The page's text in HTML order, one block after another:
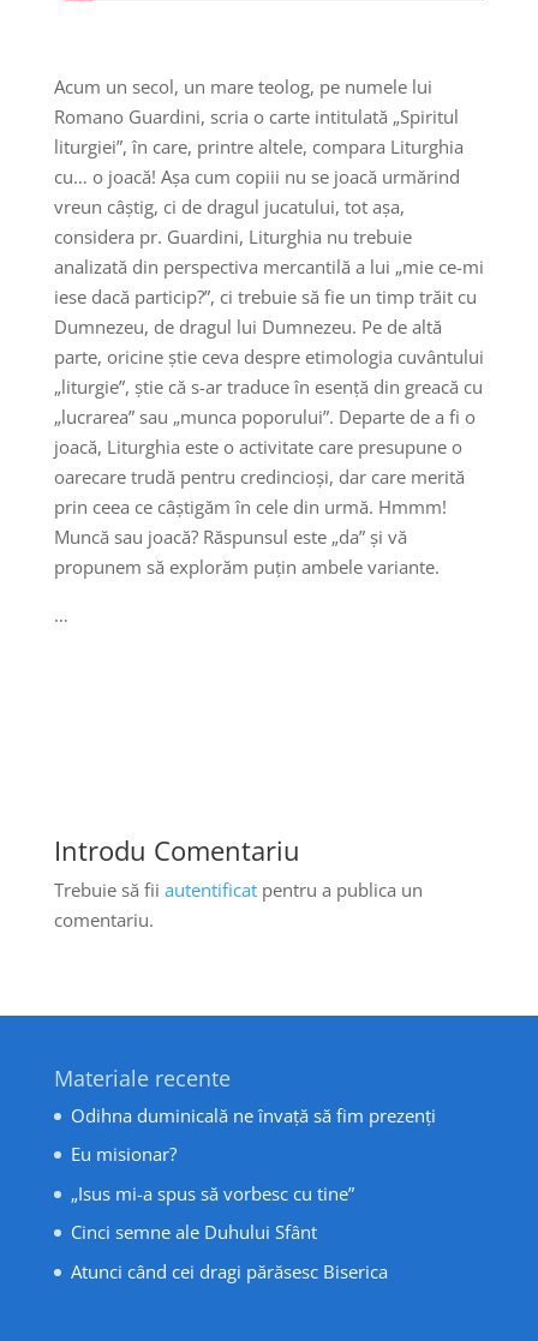
Acum un secol, un mare teolog, pe numele lui
Romano Guardini, scria o carte intitulată „Spiritul
liturgiei”, în care, printre altele, compara Liturghia
cu… o joacă! Așa cum copiii nu se joacă urmărind
vreun câștig, ci de dragul jucatului, tot așa,
considera pr. Guardini, Liturghia nu trebuie
analizată din perspectiva mercantilă a lui „mie ce-mi
iese dacă particip?”, ci trebuie să fie un timp trăit cu
Dumnezeu, de dragul lui Dumnezeu. Pe de altă
parte, oricine știe ceva despre etimologia cuvântului
„liturgie”, știe că s-ar traduce în esență din greacă cu
„lucrarea” sau „munca poporului”. Departe de a fi o
joacă, Liturghia este o activitate care presupune o
oarecare trudă pentru credincioși, dar care merită
prin ceea ce câștigăm în cele din urmă. Hmmm!
Muncă sau joacă? Răspunsul este „da” și vă
propunem să explorăm puțin ambele variante.
…
Introdu Comentariu
Trebuie să fii autentificatpentru a publica un
comentariu.
Materiale recente
Odihna duminicală ne învață să fim prezenți
Eu misionar?
„Isus mi-a spus să vorbesc cu tine”
Cinci semne ale Duhului Sfânt
Atunci când cei dragi părăsesc Biserica